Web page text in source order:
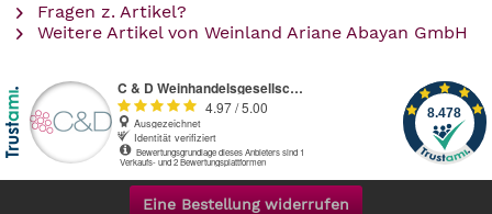
Fragen z. Artikel?
Weitere Artikel von Weinland Ariane Abayan GmbH
Eine Bestellung widerrufen